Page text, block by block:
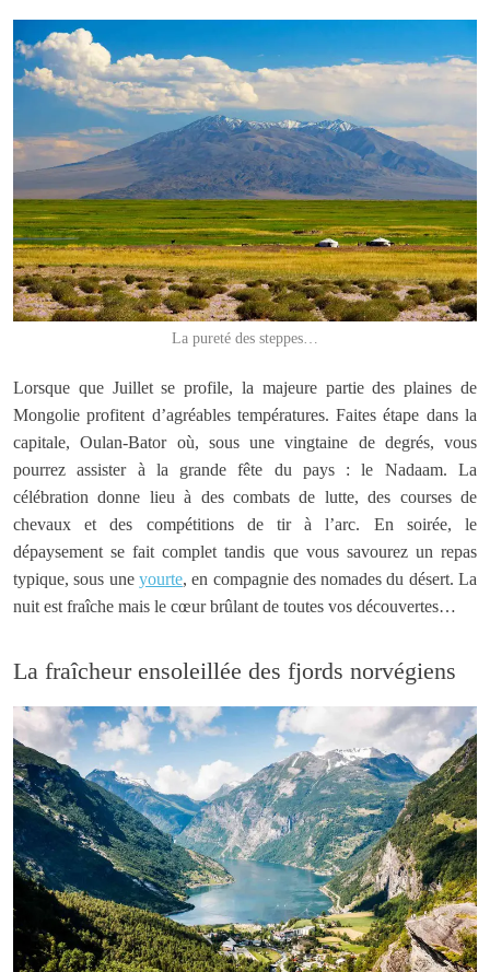
La pureté des steppes…
Lorsque que Juillet se profile, la majeure partie des plaines de
Mongolie profitent d’agréables températures. Faites étape dans la
capitale, Oulan-Bator où, sous une vingtaine de degrés, vous
pourrez assister à la grande fête du pays : le Nadaam. La
célébration donne lieu à des combats de lutte, des courses de
chevaux et des compétitions de tir à l’arc. En soirée, le
dépaysement se fait complet tandis que vous savourez un repas
typique, sous une yourte, en compagnie des nomades du désert. La
nuit est fraîche mais le cœur brûlant de toutes vos découvertes…
La fraîcheur ensoleillée des fjords norvégiens